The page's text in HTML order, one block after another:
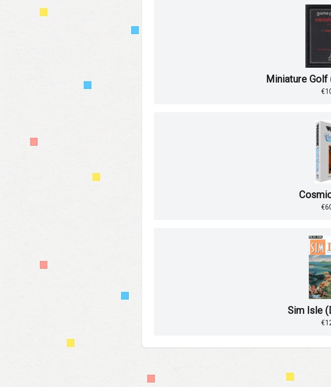
Miniature Golf
Sim Isle